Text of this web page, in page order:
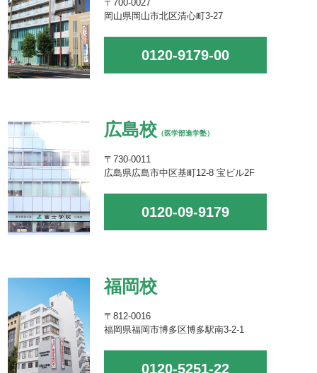
〒700-0027
岡山県岡山市北区清心町3-27
0120-9179-00
広島校 （医学部進学塾）
〒730-0011
広島県広島市中区基町12-8 宝ビル2F
0120-09-9179
福岡校
〒812-0016
福岡県福岡市博多区博多駅南3-2-1
0120-5251-22